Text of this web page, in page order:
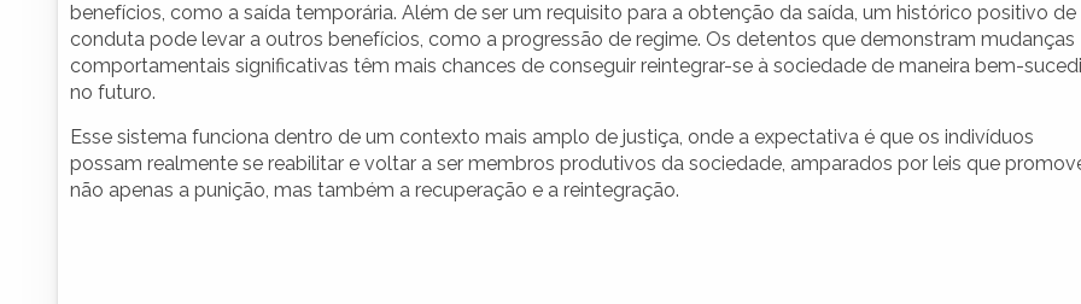
benefícios, como a saída temporária. Além de ser um requisito para a obtenção da saída, um histórico positivo de
conduta pode levar a outros benefícios, como a progressão de regime. Os detentos que demonstram mudanças
comportamentais significativas têm mais chances de conseguir reintegrar-se à sociedade de maneira bem-
no futuro.
Esse sistema funciona dentro de um contexto mais amplo de justiça, onde a expectativa é que os indivíduos
possam realmente se reabilitar e voltar a ser membros produtivos da sociedade, amparados por leis que
não apenas a punição, mas também a recuperação e a reintegração.